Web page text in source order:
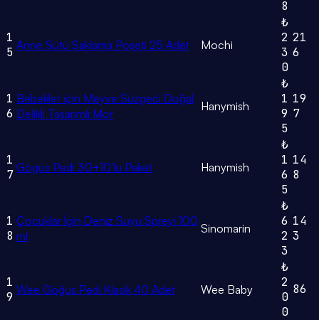
8
1
5 Anne Sütü Saklama Poşeti 25 Adet Mochi
₺
2
3
0
21
6
1
6
Bebekler için Meyve Süzgeci Doğal
Delikli Tasarımlı Mor
Hanymish
₺
1
9
5
19
7
1
7 Gögüs Pedi 30+10'lu Paket Hanymish
₺
1
6
5
14
8
1
8
Çocuklar İçin Deniz Suyu Spreyi 100
ml
Sinomarin
₺
6
2
3
14
3
1
9 Wee Göğüs Pedi Klasik 40 Adet Wee Baby
₺
2
0
0
86